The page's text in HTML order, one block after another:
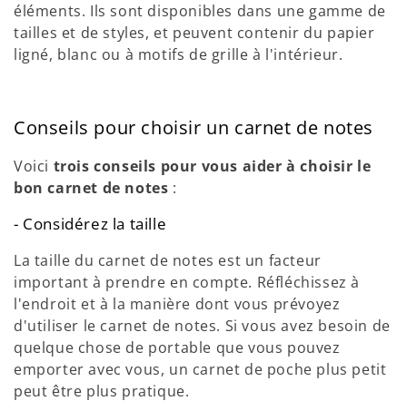
éléments. Ils sont disponibles dans une gamme de
tailles et de styles, et peuvent contenir du papier
ligné, blanc ou à motifs de grille à l'intérieur.
Conseils pour choisir un carnet de notes
Voici trois conseils pour vous aider à choisir le
bon carnet de notes :
- Considérez la taille
La taille du carnet de notes est un facteur
important à prendre en compte. Réfléchissez à
l'endroit et à la manière dont vous prévoyez
d'utiliser le carnet de notes. Si vous avez besoin de
quelque chose de portable que vous pouvez
emporter avec vous, un carnet de poche plus petit
peut être plus pratique.